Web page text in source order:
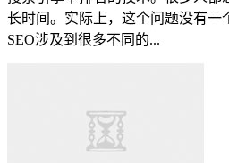
长时间。实际上，这个问题没有一
SEO涉及到很多不同的...